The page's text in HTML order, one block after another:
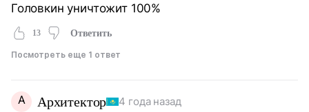
Головкин уничтожит 100%
13 Ответить
Посмотреть еще 1 ответ
А Архитектор 4 года назад